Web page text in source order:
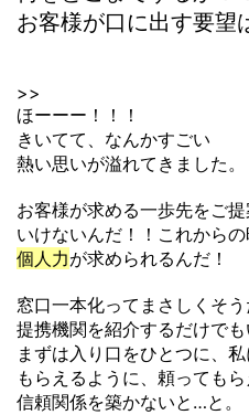
お客様が口に出す要望
>>
ほーーー！！！
きいてて、なんかすごい
熱い思いが溢れてきました。
お客様が求める一歩先をご
いけないんだ！！これからの
個人力が求められるんだ！
窓口一本化ってまさしくそう
提携機関を紹介するだけでも
まずは入り口をひとつに、
もらえるように、頼っても
信頼関係を築かないと…と。